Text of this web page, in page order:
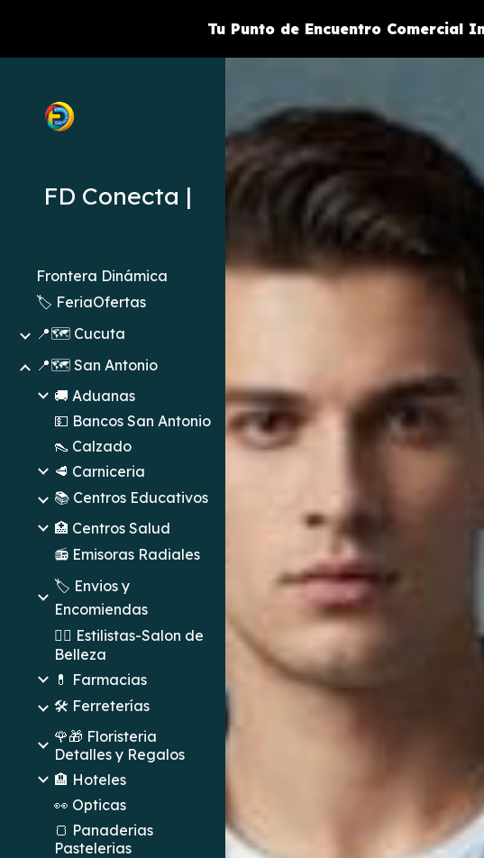
Skip to main
Tu Punto de Encuentro Comercial
FD Conecta |
Frontera Dinámica
🏷️ FeriaOfertas
📍🗺️ Cucuta
📍🗺️ San Antonio
🚚 Aduanas
💵 Bancos San Antonio
👠 Calzado
🥩 Carniceria
📚 Centros Educativos
🏥 Centros Salud
📻 Emisoras Radiales
🏷️ Envios y
Encomiendas
💇‍♀️ Estilistas-Salon de
Belleza
💊 Farmacias
🛠️ Ferreterías
🌹🎁 Floristeria
Detalles y Regalos
🏨 Hoteles
👀 Opticas
🍞 Panaderias
Pastelerias